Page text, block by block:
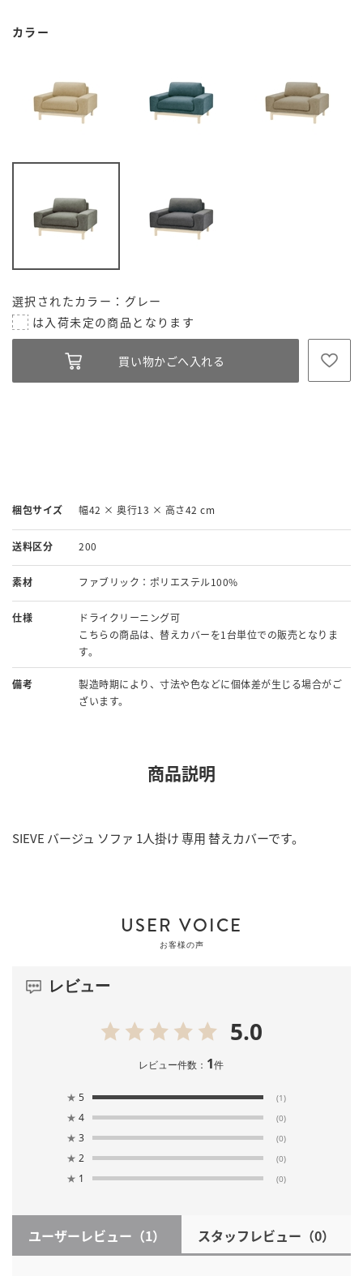
カラー
選択されたカラー：グレー
梱包サイズ 幅42 × 奥行13 × 高さ42 cm
送料区分 200
素材 ファブリック：ポリエステル100%
仕様
ドライクリーニング可
こちらの商品は、替えカバーを1台単位での販売となりま
す。
備考
製造時期により、寸法や色などに個体差が生じる場合がご
ざいます。
商品説明
SIEVE バージュ ソファ 1人掛け 専用 替えカバーです。
USER VOICE
お客様の声
レビュー
5.0
レビュー件数： 1件
★ 5 (1)
★ 4 (0)
★ 3 (0)
★ 2 (0)
★ 1 (0)
ユーザーレビュー （1） スタッフレビュー （0）